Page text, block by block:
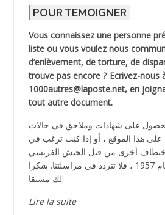
POUR TEMOIGNER
Vous connaissez une personne
liste ou vous voulez nous
d’enlèvement, de torture, de
trouve pas encore ? Ecrivez-nous
1000autres@laposte.net, en
tout autre document.
على شهادات وملاحق في حالات
هذا الموقع ، أو إذا كنت ترغب في
اختطاف أخرى من قبل الجيش الفرنسي
في الجزائر العاصمة عام 1957 ، فلا تتردد في مراسلتنا. شكرا
لك مسبقا.
Lire la suite